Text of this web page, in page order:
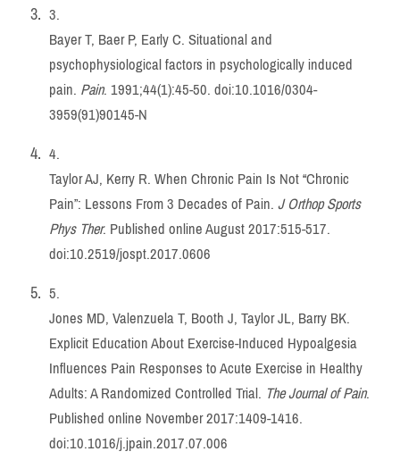
3.
Bayer T, Baer P, Early C. Situational and
psychophysiological factors in psychologically induced
pain.Pain. 1991;44(1):45-50. doi:10.1016/0304-
3959(91)90145-N
4.
Taylor AJ, Kerry R. When Chronic Pain Is Not “Chronic
Pain”: Lessons From 3 Decades of Pain.J Orthop Sports
Phys Ther. Published online August 2017:515-517.
doi:10.2519/jospt.2017.0606
5.
Jones MD, Valenzuela T, Booth J, Taylor JL, Barry BK.
Explicit Education About Exercise-Induced Hypoalgesia
Influences Pain Responses to Acute Exercise in Healthy
Adults: A Randomized Controlled Trial. The Journal of Pain.
Published online November 2017:1409-1416.
doi:10.1016/j.jpain.2017.07.006